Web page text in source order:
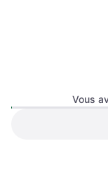
Convertible Velours
Vous